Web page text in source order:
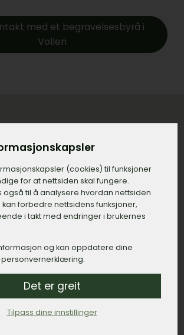
med et begravelsesbyrå i
Vollen
på gravstein
i Vollen
15.000,– kroner.
navn og dato:500,– kroner.
2.500,– kroner.
kroner.
(cookies) til funksjoner
for at nettsiden skal fungere.
også til å analysere hvordan nettsiden
kan forbedre nettsidens funksjoner,
i takt med endringer i brukernes
og kan oppdatere dine
personvernerklæring.
Det er greit
Tilpass dine innstillinger